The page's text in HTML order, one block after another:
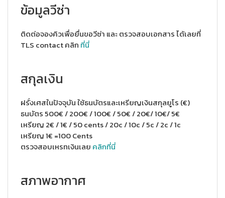
ข้อมูลวีซ่า
ติดต่อจองคิวเพื่อยื่นขอวีซ่า และ ตรวจสอบเอกสาร ได้เลยที่
TLS contact คลิก ที่นี่
สกุลเงิน
ฝรั่งเศสในปัจจุบัน ใช้ธนบัตรและเหรียญเงินสกุลยูโร (€)
ธนบัตร 500€ / 200€ / 100€ / 50€ / 20€/ 10€/ 5€
เหรียญ 2€ / 1€ / 50 cents / 20c / 10c / 5c / 2c / 1c
เหรียญ 1€ =100 Cents
ตรวจสอบเหรทเงินเลย คลิกที่นี่
สภาพอากาศ